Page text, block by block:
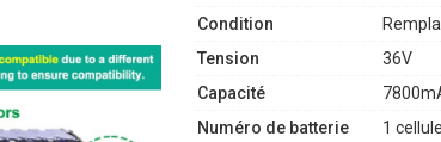
Condition
Tension
36V
Capacité
Numéro de batterie
1